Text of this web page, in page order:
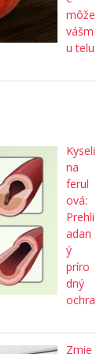
môže
vášm
u telu
Kyseli
na
ferul
ová:
Prehli
adan
ý
príro
dný
ochra
Zmie